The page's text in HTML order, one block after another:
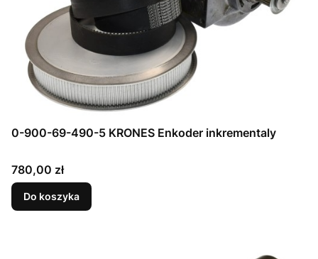
0-900-69-490-5 KRONES Enkoder inkrementaly
Cena
780,00 zł
Do koszyka